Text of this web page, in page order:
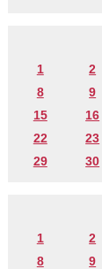
1 2
8
9
15
16
22
23
29
30
1 2
8
9